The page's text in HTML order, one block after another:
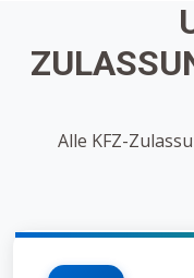
Alle KFZ-